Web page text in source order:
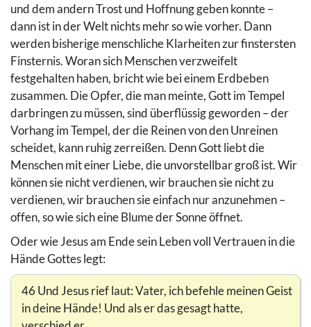
und dem andern Trost und Hoffnung geben konnte –
dann ist in der Welt nichts mehr so wie vorher. Dann
werden bisherige menschliche Klarheiten zur finstersten
Finsternis. Woran sich Menschen verzweifelt
festgehalten haben, bricht wie bei einem Erdbeben
zusammen. Die Opfer, die man meinte, Gott im Tempel
darbringen zu müssen, sind überflüssig geworden – der
Vorhang im Tempel, der die Reinen von den Unreinen
scheidet, kann ruhig zerreißen. Denn Gott liebt die
Menschen mit einer Liebe, die unvorstellbar groß ist. Wir
können sie nicht verdienen, wir brauchen sie nicht zu
verdienen, wir brauchen sie einfach nur anzunehmen –
offen, so wie sich eine Blume der Sonne öffnet.
Oder wie Jesus am Ende sein Leben voll Vertrauen in die
Hände Gottes legt:
46 Und Jesus rief laut: Vater, ich befehle meinen Geist
in deine Hände! Und als er das gesagt hatte,